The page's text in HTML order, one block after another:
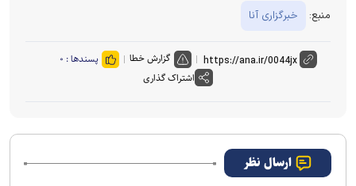
منبع: خبرگزاری آنا
گزارش خطا پسندها : ۰
اشتراک گذاری
ارسال نظر